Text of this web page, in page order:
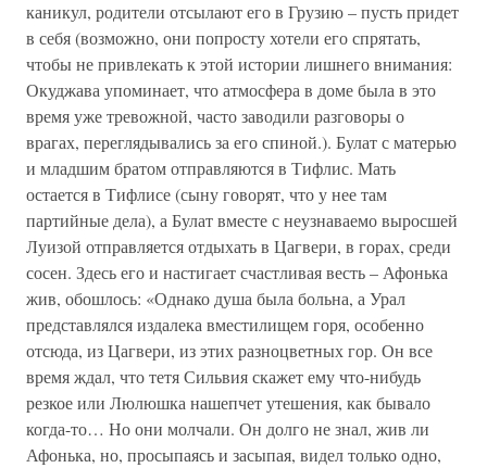
каникул, родители отсылают его в Грузию – пусть придет
в себя (возможно, они попросту хотели его спрятать,
чтобы не привлекать к этой истории лишнего внимания:
Окуджава упоминает, что атмосфера в доме была в это
время уже тревожной, часто заводили разговоры о
врагах, переглядывались за его спиной.). Булат с матерью
и младшим братом отправляются в Тифлис. Мать
остается в Тифлисе (сыну говорят, что у нее там
партийные дела), а Булат вместе с неузнаваемо выросшей
Луизой отправляется отдыхать в Цагвери, в горах, среди
сосен. Здесь его и настигает счастливая весть – Афонька
жив, обошлось: «Однако душа была больна, а Урал
представлялся издалека вместилищем горя, особенно
отсюда, из Цагвери, из этих разноцветных гор. Он все
время ждал, что тетя Сильвия скажет ему что-нибудь
резкое или Люлюшка нашепчет утешения, как бывало
когда-то… Но они молчали. Он долго не знал, жив ли
Афонька, но, просыпаясь и засыпая, видел только одно,